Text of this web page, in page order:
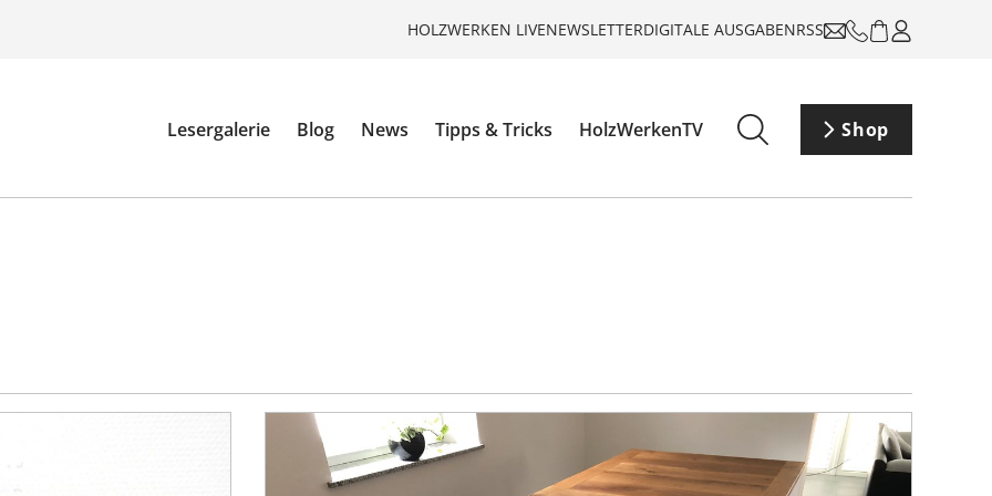
HOLZWERKEN LIVENEWSLETTERDIGITALE AUSGABENRSS
Lesergalerie Blog News Tipps & Tricks HolzWerkenTV Shop